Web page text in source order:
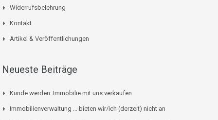
Widerrufsbelehrung
Kontakt
Artikel & Veröffentlichungen
Neueste Beiträge
Kunde werden: Immobilie mit uns verkaufen
Immobilienverwaltung … bieten wir/ich (derzeit) nicht an